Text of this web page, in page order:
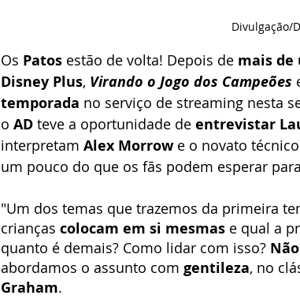
Divulgação/
Os Patos estão de volta! Depois de mais de
Disney Plus, Virando o Jogo dos Campeões
temporada no serviço de streaming nesta
o AD teve a oportunidade de entrevistar
interpretam Alex Morrow e o novato técnico
um pouco do que os fãs podem esperar
"Um dos temas que trazemos da primeira
crianças colocam em si mesmas e qual a
quanto é demais? Como lidar com isso?
abordamos o assunto com gentileza, no
Graham.